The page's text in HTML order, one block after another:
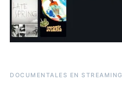
DOCUMENTALES EN STREAMING